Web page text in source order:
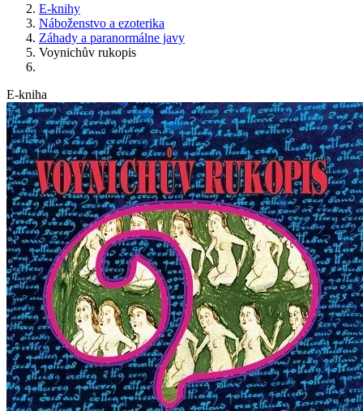
E-knihy
Náboženstvo a ezoterika
Záhady a paranormálne javy
Voynichův rukopis
E-kniha